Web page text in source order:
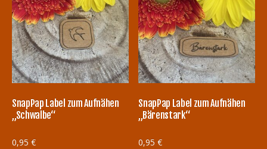
SnapPap Label zum Aufnähen
„Schwalbe“
0,95 €
SnapPap Label zum Aufnähen
„Bärenstark“
0,95€